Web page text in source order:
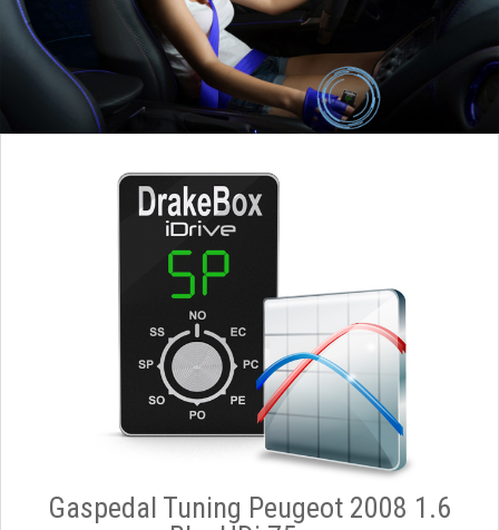
Gaspedal Tuning Peugeot 2008 1.6